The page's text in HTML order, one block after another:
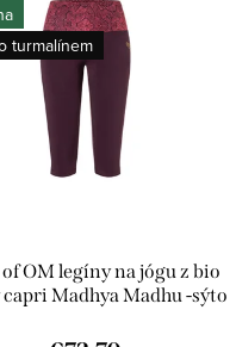
turmalínem
OM legíny na jógu z bio
Madhya Madhu -sýto